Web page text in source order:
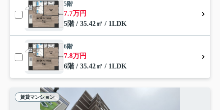
5階
7.7万円
5階 / 35.42㎡ / 1LDK
6階
7.8万円
6階 / 35.42㎡ / 1LDK
賃貸マンション